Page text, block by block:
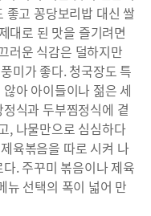
좋고 꽁당보리밥 대신 쌀
대로 된 맛을 즐기려면
러운 식감은 덜하지만
미가 좋다. 청국장도 특
아 아이들이나 젊은 세
식과 두부찜정식에 곁
, 나물만으로 심심하다
육볶음을 따로 시켜 나
. 주꾸미 볶음이나 제육
뉴 선택의 폭이 넓어 만